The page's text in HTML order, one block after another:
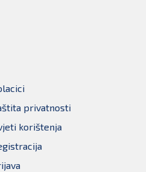
privatnosti
korištenja